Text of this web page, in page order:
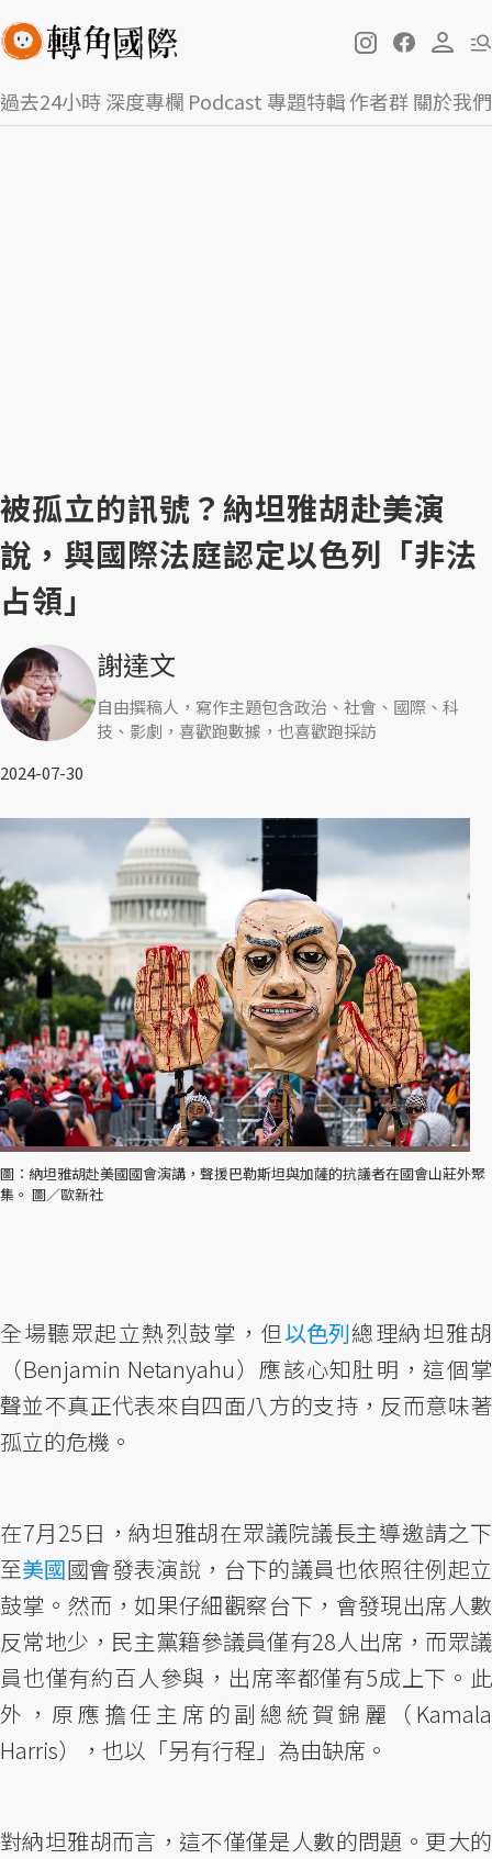
過去24小時深度專欄 Podcast 專題特輯作者群關於我們
被孤立的訊號？納坦雅胡赴美演
說，與國際法庭認定以色列「非法
占領」
謝達文
自由撰稿人，寫作主題包含政治、社會、國際、科
技、影劇，喜歡跑數據，也喜歡跑採訪
2024-07-30
圖：納坦雅胡赴美國國會演講，聲援巴勒斯坦與加薩的抗議者在國會山莊外聚
集。 圖／歐新社
全場聽眾起立熱烈鼓掌，但以色列總理納坦雅胡
（Benjamin Netanyahu）應該心知肚明，這個掌
聲並不真正代表來自四面八方的支持，反而意味著
孤立的危機。
在7月25日，納坦雅胡在眾議院議長主導邀請之下
至美國國會發表演說，台下的議員也依照往例起立
鼓掌。然而，如果仔細觀察台下，會發現出席人數
反常地少，民主黨籍參議員僅有28人出席，而眾議
員也僅有約百人參與，出席率都僅有5成上下。此
外，原應擔任主席的副總統賀錦麗（Kamala
Harris），也以「另有行程」為由缺席。
對納坦雅胡而言，這不僅僅是人數的問題。更大的